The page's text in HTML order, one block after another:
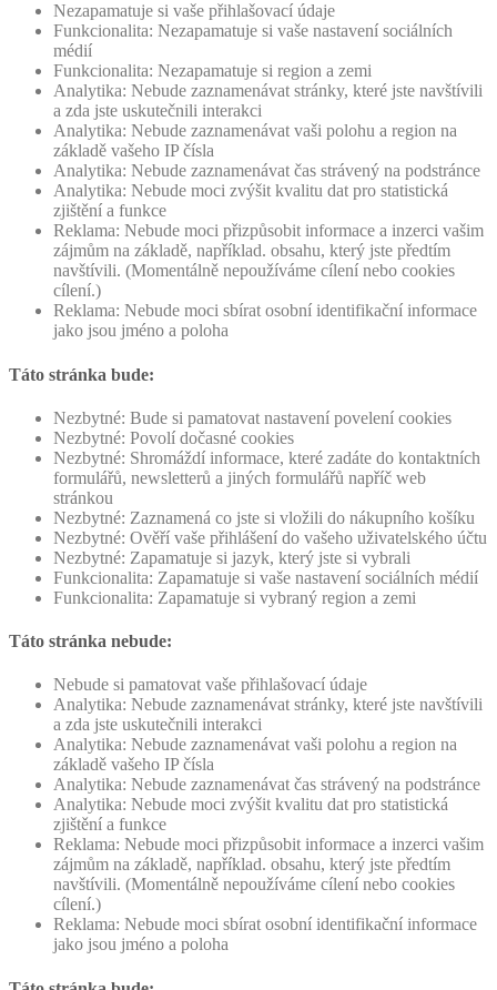
Nezapamatuje si vaše přihlašovací údaje
Funkcionalita: Nezapamatuje si vaše nastavení sociálních
médií
Funkcionalita: Nezapamatuje si region a zemi
Analytika: Nebude zaznamenávat stránky, které jste navštívili
a zda jste uskutečnili interakci
Analytika: Nebude zaznamenávat vaši polohu a region na
základě vašeho IP čísla
Analytika: Nebude zaznamenávat čas strávený na podstránce
Analytika: Nebude moci zvýšit kvalitu dat pro statistická
zjištění a funkce
Reklama: Nebude moci přizpůsobit informace a inzerci vašim
zájmům na základě, například. obsahu, který jste předtím
navštívili. (Momentálně nepoužíváme cílení nebo cookies
cílení.)
Reklama: Nebude moci sbírat osobní identifikační informace
jako jsou jméno a poloha
Táto stránka bude:
Nezbytné: Bude si pamatovat nastavení povelení cookies
Nezbytné: Povolí dočasné cookies
Nezbytné: Shromáždí informace, které zadáte do kontaktních
formulářů, newsletterů a jiných formulářů napříč web
stránkou
Nezbytné: Zaznamená co jste si vložili do nákupního košíku
Nezbytné: Ověří vaše přihlášení do vašeho uživatelského účtu
Nezbytné: Zapamatuje si jazyk, který jste si vybrali
Funkcionalita: Zapamatuje si vaše nastavení sociálních médií
Funkcionalita: Zapamatuje si vybraný region a zemi
Táto stránka nebude:
Nebude si pamatovat vaše přihlašovací údaje
Analytika: Nebude zaznamenávat stránky, které jste navštívili
a zda jste uskutečnili interakci
Analytika: Nebude zaznamenávat vaši polohu a region na
základě vašeho IP čísla
Analytika: Nebude zaznamenávat čas strávený na podstránce
Analytika: Nebude moci zvýšit kvalitu dat pro statistická
zjištění a funkce
Reklama: Nebude moci přizpůsobit informace a inzerci vašim
zájmům na základě, například. obsahu, který jste předtím
navštívili. (Momentálně nepoužíváme cílení nebo cookies
cílení.)
Reklama: Nebude moci sbírat osobní identifikační informace
jako jsou jméno a poloha